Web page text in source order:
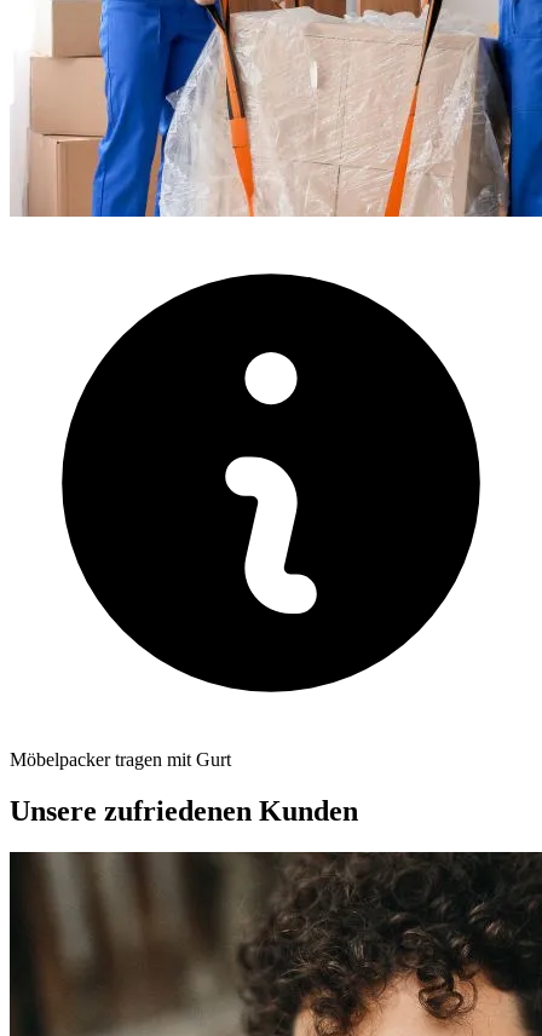
Möbelpacker tragen mit Gurt
Unsere zufriedenen Kunden